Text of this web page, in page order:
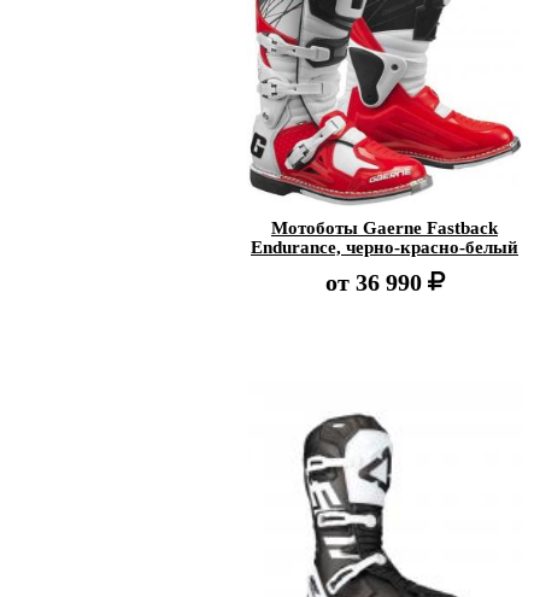
Мотоботы Gaerne Fastback
Endurance, черно-красно-белый
от 36 990